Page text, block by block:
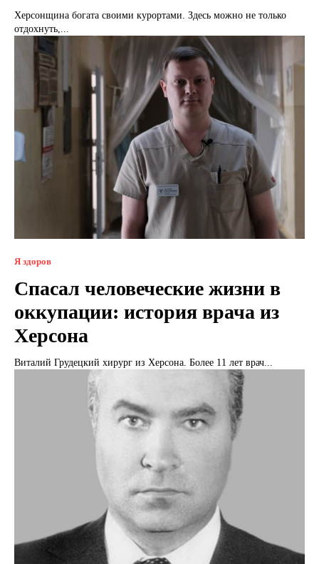
Херсонщина богата своими курортами. Здесь можно не только
отдохнуть,...
Я здоров
Спасал человеческие жизни в
оккупации: история врача из
Херсона
Виталий Грудецкий хирург из Херсона. Более 11 лет врач...